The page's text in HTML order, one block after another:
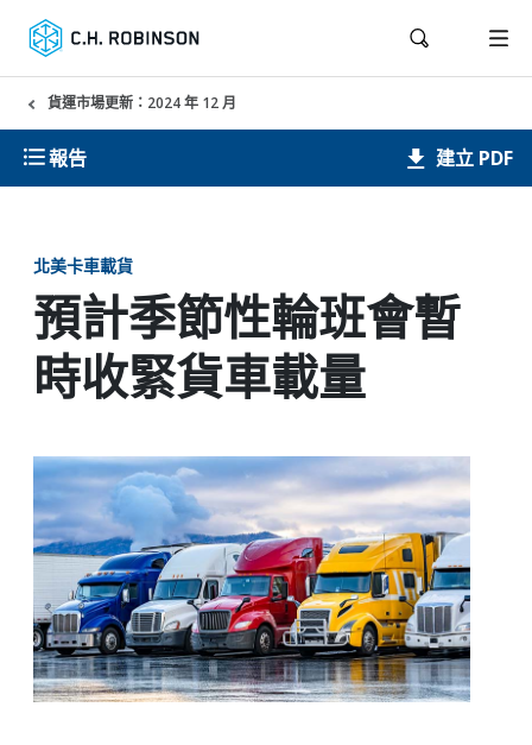
貨運市場更新：2024 年 12 月
報告 建立 PDF
北美卡車載貨
預計季節性輪班會暫
時收緊貨車載量